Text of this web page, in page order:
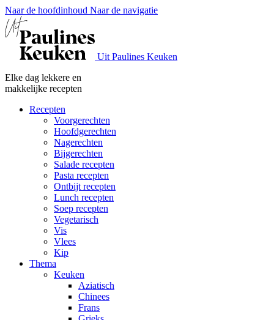
Naar de hoofdinhoud Naar de navigatie
Uit Paulines Keuken
Elke dag lekkere en
makkelijke recepten
Recepten
Voorgerechten
Hoofdgerechten
Nagerechten
Bijgerechten
Salade recepten
Pasta recepten
Ontbijt recepten
Lunch recepten
Soep recepten
Vegetarisch
Vis
Vlees
Kip
Thema
Keuken
Aziatisch
Chinees
Frans